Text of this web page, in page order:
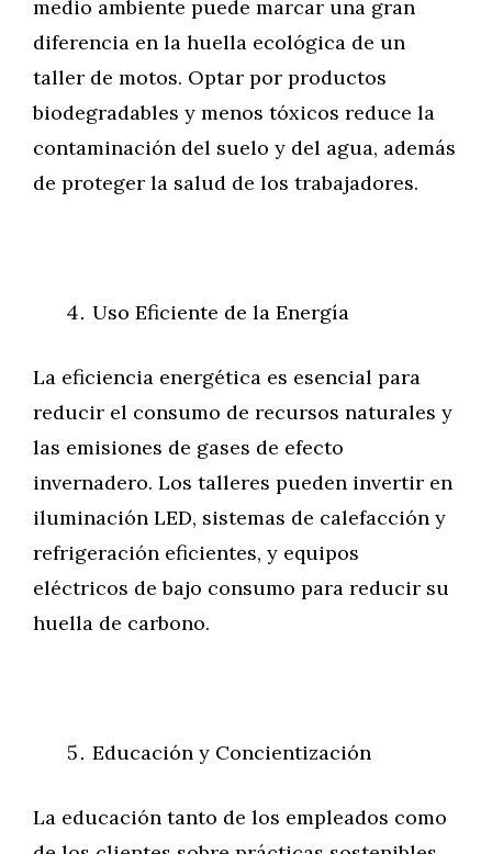
medio ambiente puede marcar una gran
diferencia en la huella ecológica de un
taller de motos. Optar por productos
biodegradables y menos tóxicos reduce la
contaminación del suelo y del agua, además
de proteger la salud de los trabajadores.
Uso Eficiente de la Energía
La eficiencia energética es esencial para
reducir el consumo de recursos naturales y
las emisiones de gases de efecto
invernadero. Los talleres pueden invertir en
iluminación LED, sistemas de calefacción y
refrigeración eficientes, y equipos
eléctricos de bajo consumo para reducir su
huella de carbono.
Educación y Concientización
La educación tanto de los empleados como